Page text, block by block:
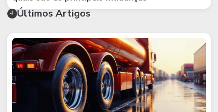
Últimos Artigos